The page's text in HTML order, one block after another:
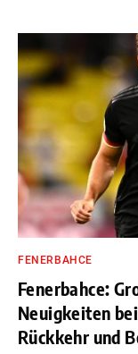
FENERBAHCE
Fenerbahce:
Neuigkeiten
Rückkehr und